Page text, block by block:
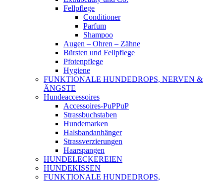
Fellpflege
Conditioner
Parfum
Shampoo
Augen – Ohren – Zähne
Bürsten und Fellpflege
Pfotenpflege
Hygiene
FUNKTIONALE HUNDEDROPS, NERVEN &
ÄNGSTE
Hundeaccessoires
Accessoires-PuPPuP
Strassbuchstaben
Hundemarken
Halsbandanhänger
Strassverzierungen
Haarspangen
HUNDELECKEREIEN
HUNDEKISSEN
FUNKTIONALE HUNDEDROPS,